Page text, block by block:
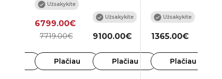
Užsakykite
6799.00€
7719.00€
Plačiau
Užsakykite
9100.00€
Plačiau
Užsakykite
1365.00€
Plačiau